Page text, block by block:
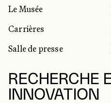
Le Musée
Carrières
Salle de presse
RECHERCHE
INNOVATION